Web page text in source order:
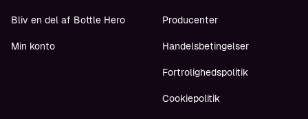
Bliv en del af Bottle Hero
Min konto
Producenter
Handelsbetingelser
Fortrolighedspolitik
Cookiepolitik